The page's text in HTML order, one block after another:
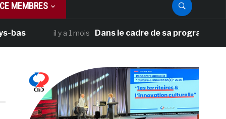
MEMBRES
il y a 1 mois Dans le cadre de sa programmation